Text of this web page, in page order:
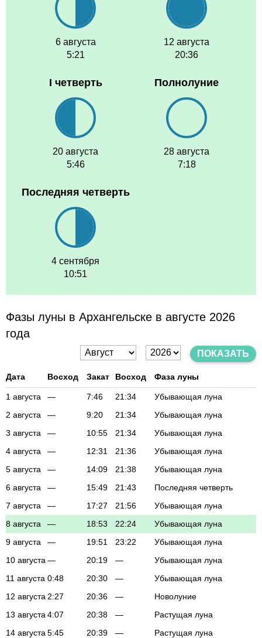
6 августа
5:21
12 августа
20:36
I четверть
20 августа
5:46
Полнолуние
28 августа
7:18
Последняя четверть
4 сентября
10:51
Фазы луны в Архангельске в августе 2026
года
ПОКАЗАТЬ
Дата Восход Закат Восход Фаза луны
1 августа — 7:46 21:34
Убывающая луна
2 августа
— 9:20 21:34
Убывающая луна
3 августа
— 10:55 21:34
Убывающая луна
4 августа
— 12:31 21:36
Убывающая луна
5 августа
— 14:09 21:38
Убывающая луна
6 августа
— 15:49 21:43
Последняя четверть
7 августа
— 17:27 21:56
Убывающая луна
8 августа
— 18:53 22:24
Убывающая луна
9 августа
— 19:51 23:22
Убывающая луна
10 августа — 20:19 —
Убывающая луна
11 августа 0:48 20:30 —
Убывающая луна
12 августа 2:27 20:36 —
Новолуние
13 августа 4:07 20:38 —
Растущая луна
14 августа 5:45 20:39 —
Растущая луна